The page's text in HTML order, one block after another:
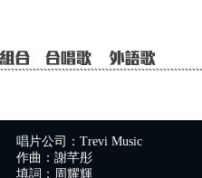
唱片公司：Trevi Music
作曲：謝芊彤
填詞：周耀輝